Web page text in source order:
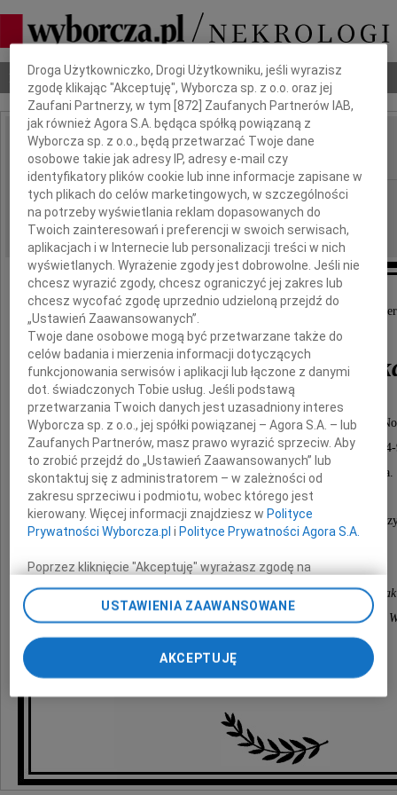
Nekrologi Odeszli Poradnik pogrzebowy
IMIĘ I NAZWISKO: Władysław Kramczyk
REGION: Radom
DATA EMISJI: 30.12.2011
Z głębokim żalem przyjęliśmy wiadomość o
Władysława
prezesa Radomskiego Okręgowego Związku Piłki
radnego Rady Miejskiej w Radomiu w latach
zasłużonego mieszkańca Radomia, społecznika.
Wyrazy szczerego współczucia rodzinie i
Prezydent Miasta Radomia Andrzej Kosztowniak
Przewodniczący Rady Miejskiej w Radomiu Dariusz
oraz radni Rady Miejskiej w Radomiu
Dbamy o Twoją prywatność
Droga Użytkowniczko, Drogi Użytkowniku, jeśli wyrazisz
zgodę klikając "Akceptuję", Wyborcza sp. z o.o. oraz jej
Zaufani Partnerzy, w tym [872 ] Zaufanych Partnerów IAB,
jak również Agora S.A. będąca spółką powiązaną z
Wyborcza sp. z o.o., będą przetwarzać Twoje dane
osobowe takie jak adresy IP, adresy e-mail czy
identyfikatory plików cookie lub inne informacje zapisane w
tych plikach do celów marketingowych, w szczególności
na potrzeby wyświetlania reklam dopasowanych do
Twoich zainteresowań i preferencji w swoich serwisach,
aplikacjach i w Internecie lub personalizacji treści w nich
wyświetlanych. Wyrażenie zgody jest dobrowolne. Jeśli nie
chcesz wyrazić zgody, chcesz ograniczyć jej zakres lub
chcesz wycofać zgodę uprzednio udzieloną przejdź do
„Ustawień Zaawansowanych”.
Twoje dane osobowe mogą być przetwarzane także do
celów badania i mierzenia informacji dotyczących
funkcjonowania serwisów i aplikacji lub łączone z danymi
dot. świadczonych Tobie usług. Jeśli podstawą
przetwarzania Twoich danych jest uzasadniony interes
Wyborcza sp. z o.o., jej spółki powiązanej – Agora S.A. – lub
Zaufanych Partnerów, masz prawo wyrazić sprzeciw. Aby
to zrobić przejdź do „Ustawień Zaawansowanych” lub
skontaktuj się z administratorem – w zależności od
zakresu sprzeciwu i podmiotu, wobec którego jest
kierowany. Więcej informacji znajdziesz w Polityce
Prywatności Wyborcza.pl i Polityce Prywatności Agora S.A.
Poprzez kliknięcie "Akceptuję" wyrażasz zgodę na
zainstalowanie i przechowywanie plików typu cookie
Wyborczej sp. z o. o. jej Zaufanych Partnerów i Agora S.A.
na Twoim urządzeniu końcowym. Możesz też w każdej
chwili zmienić swoje preferencje dot. plików cookie,
ponownie wywołując narzędzie do zarządzania Twoimi
preferencjami dot. przetwarzania danych poprzez
przechodząc do sekcji „Ustawienia zaawansowane”.
Zmiana ustawień plików cookie możliwa jest także za
My, nasi Zaufani Partnerzy i Agora S.A. możemy
USTAWIENIA ZAAWANSOWANE
AKCEPTUJĘ